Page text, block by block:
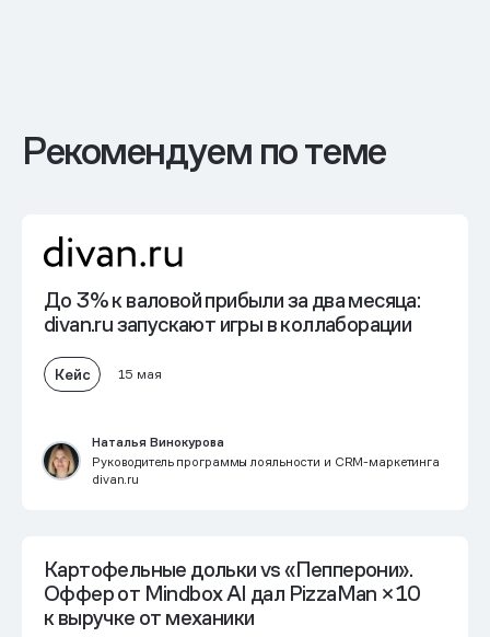
Рекомендуем по теме
До 3% к валовой прибылиза два месяца:
divan.ru запускают игры в коллаборации
Кейс 15 мая
Наталья Винокурова
Руководитель программы лояльности и CRM-маркетинга
divan.ru
Картофельные дольки vs «Пепперони».
Оффер от Mindbox AI дал PizzaMan ×10
к выручке от механики